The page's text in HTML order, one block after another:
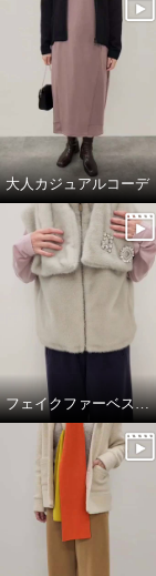
大人カジュアルコーデ
フェイクファーベスト&マフラー